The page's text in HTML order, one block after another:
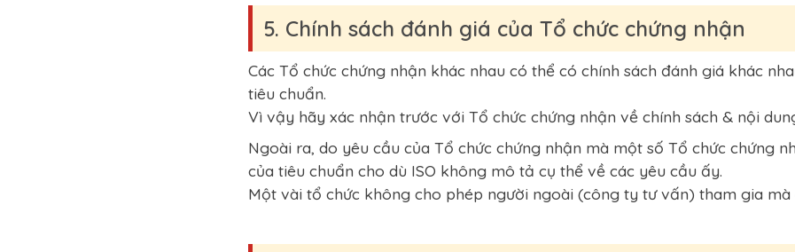
5. Chính sách đánh giá của Tổ chức chứng nhận
Các Tổ chức chứng nhận khác nhau có thể có chính sách đánh giá khác
tiêu chuẩn.
Vì vậy hãy xác nhận trước với Tổ chức chứng nhận về chính sách & nội
Ngoài ra, do yêu cầu của Tổ chức chứng nhận mà một số Tổ chức chứng
của tiêu chuẩn cho dù ISO không mô tả cụ thể về các yêu cầu ấy.
Một vài tổ chức không cho phép người ngoài (công ty tư vấn) tham gia